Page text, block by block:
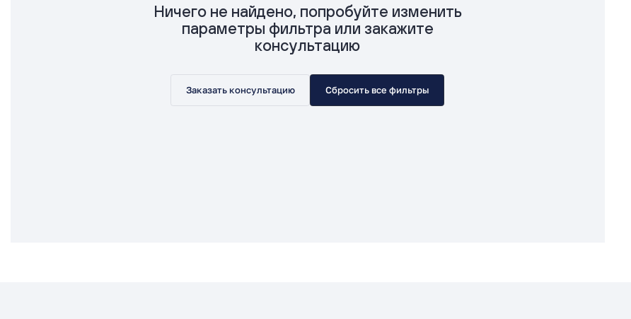
Ничего не найдено, попробуйте изменить
параметры фильтра или закажите
консультацию
Заказать консультацию Сбросить все фильтры